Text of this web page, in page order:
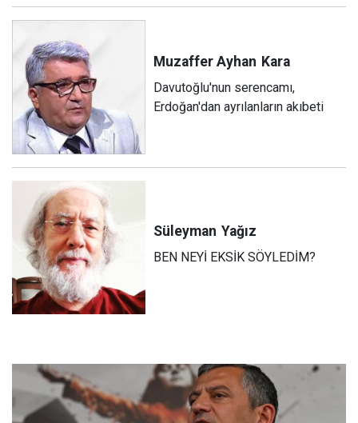
Muzaffer Ayhan Kara
Davutoğlu'nun serencamı,
Erdoğan'dan ayrılanların akıbeti
Süleyman Yağız
BEN NEYİ EKSİK SÖYLEDİM?